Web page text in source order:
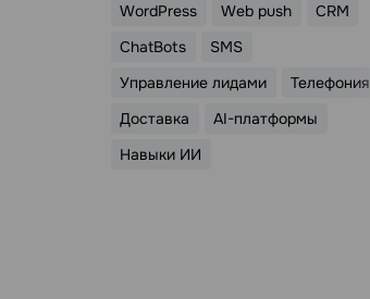
WordPress
Web push
CRM
ChatBots
SMS
Управление лидами
Телефония
Доставка
AI-платформы
Навыки ИИ